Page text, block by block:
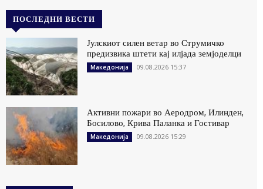
ПОСЛЕДНИ ВЕСТИ
Јулскиот силен ветар во Струмичко
предизвика штети кај илјада земјоделци
Македонија 09.08.2026 15:37
Активни пожари во Аеродром, Илинден,
Босилово, Крива Паланка и Гостивар
Македонија 09.08.2026 15:29